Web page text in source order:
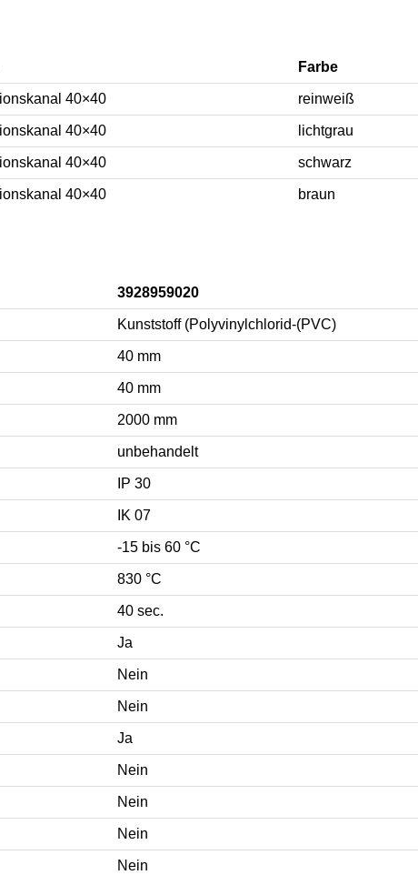
Farbe
40×40 reinweiß
40×40 lichtgrau
40×40 schwarz
40×40 braun
3928959020
Kunststoff (Polyvinylchlorid-(PVC)
40 mm
40 mm
2000 mm
unbehandelt
IP 30
IK 07
-15 bis 60 °C
830 °C
40 sec.
Ja
Nein
Nein
Ja
Nein
Nein
Nein
Nein